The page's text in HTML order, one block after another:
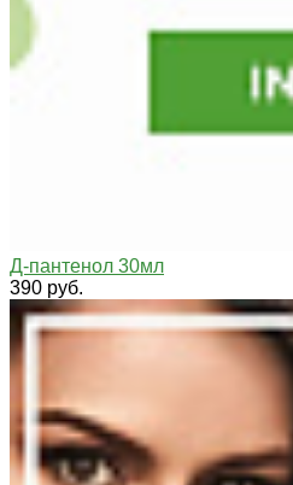
Д-пантенол 30мл
390 руб.